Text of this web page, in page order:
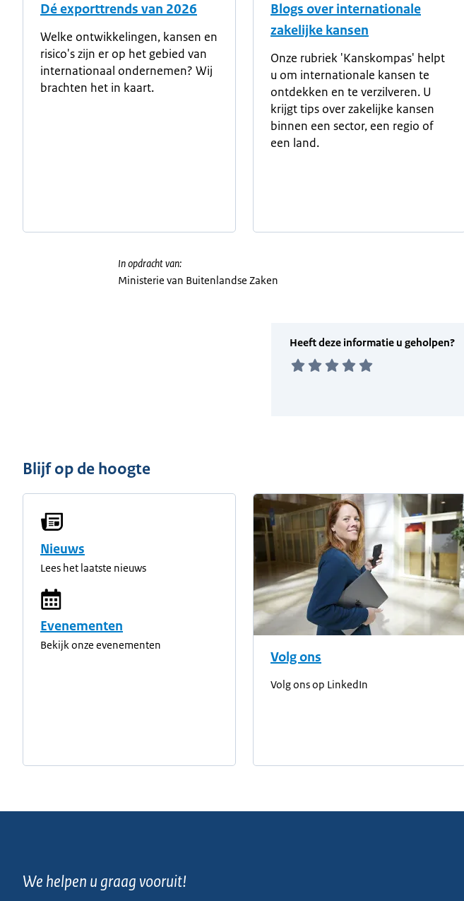
Dé exporttrends van 2026
Welke ontwikkelingen, kansen en
risico's zijn er op het gebied van
internationaal ondernemen? Wij
brachten het in kaart.
Blogs over internationale
zakelijke kansen
Onze rubriek 'Kanskompas' helpt
u om internationale kansen te
ontdekken en te verzilveren. U
krijgt tips over zakelijke kansen
binnen een sector, een regio of
een land.
In opdracht van:
Ministerie van Buitenlandse Zaken
Blijf op de hoogte
Nieuws
Lees het laatste nieuws
Evenementen
Bekijk onze evenementen
Volg ons
Volg ons op LinkedIn
We helpen u graag vooruit!